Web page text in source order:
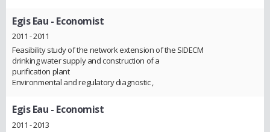
Egis Eau - Economist
2011 - 2011
Feasibility study of the network extension of the SIDECM
drinking water supply and construction of a
purification plant
Environmental and regulatory diagnostic ,
Egis Eau - Economist
2011 - 2013